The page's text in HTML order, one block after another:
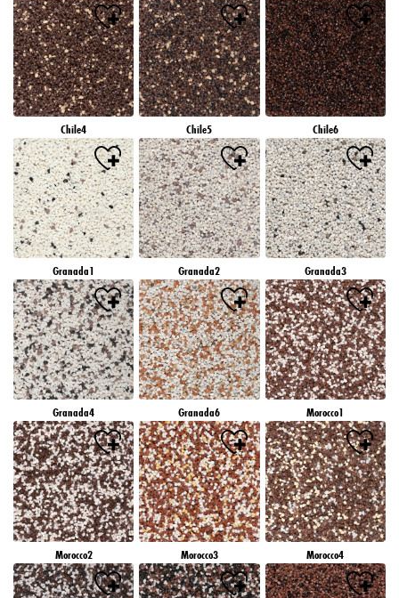
Chile4 Chile5 Chile6
Granada1 Granada2 Granada3
Granada4 Granada6 Morocco1
Morocco2 Morocco3 Morocco4